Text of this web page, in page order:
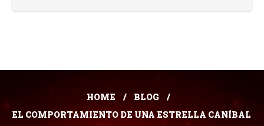
HOME
BLOG
EL COMPORTAMIENTO DE UNA ESTRELLA CANÍBAL